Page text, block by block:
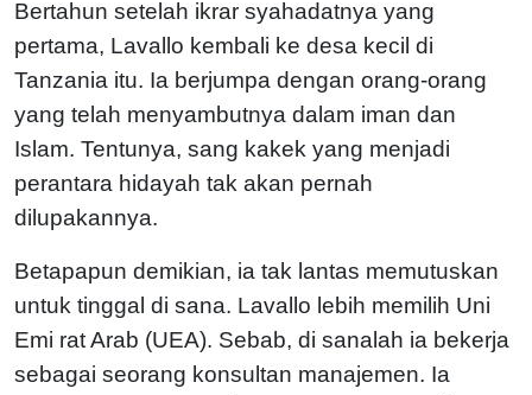
Bertahun setelah ikrar syahadatnya yang
pertama, Lavallo kembali ke desa kecil di
Tanzania itu. Ia berjumpa dengan orang-orang
yang telah menyambutnya dalam iman dan
Islam. Tentunya, sang kakek yang menjadi
perantara hidayah tak akan pernah
dilupakannya.
Betapapun demikian, ia tak lantas memutuskan
untuk tinggal di sana. Lavallo lebih memilih Uni
Emi rat Arab (UEA). Sebab, di sanalah ia bekerja
sebagai seorang konsultan manajemen. Ia